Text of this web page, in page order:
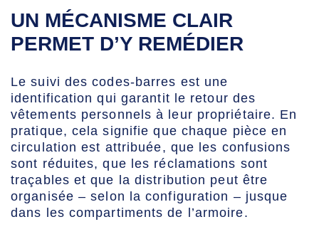
UN MÉCANISME CLAIR
PERMET D’Y REMÉDIER
Le suivi des codes-barres est une
identification qui garantit le retour des
vêtements personnels à leur propriétaire. En
pratique, cela signifie que chaque pièce en
circulation est attribuée, que les confusions
sont réduites, que les réclamations sont
traçables et que la distribution peut être
organisée – selon la configuration – jusque
dans les compartiments de l’armoire.